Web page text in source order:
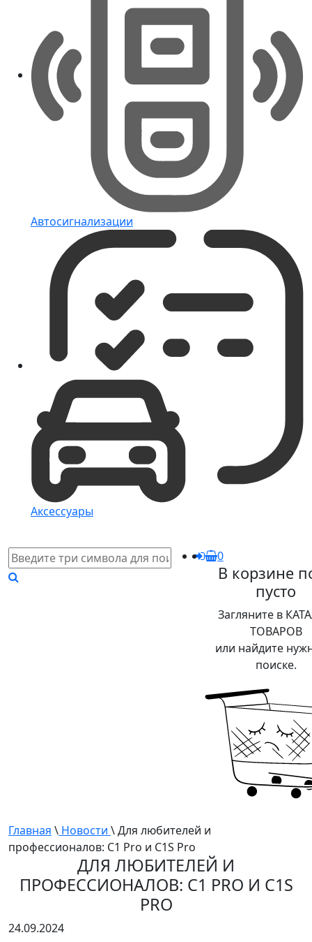
Автосигнализации
Аксессуары
0
В корзине
пусто
Загляните в
ТОВАРОВ
или найдите
поиске.
Главная \ Новости \ Для любителей и
профессионалов: C1 Pro и C1S Pro
ДЛЯ ЛЮБИТЕЛЕЙ И
ПРОФЕССИОНАЛОВ: C1 PRO И C1S
PRO
24.09.2024